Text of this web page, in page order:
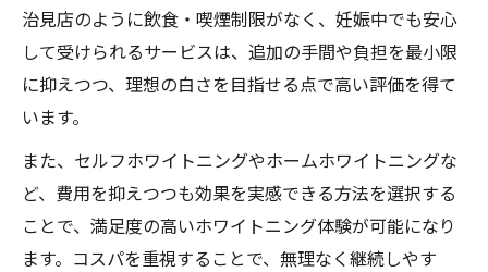
治見店のように飲食・喫煙制限がなく、妊娠中でも安心
して受けられるサービスは、追加の手間や負担を最小限
に抑えつつ、理想の白さを目指せる点で高い評価を得て
います。
また、セルフホワイトニングやホームホワイトニングな
ど、費用を抑えつつも効果を実感できる方法を選択する
ことで、満足度の高いホワイトニング体験が可能になり
ます。コスパを重視することで、無理なく継続しやす